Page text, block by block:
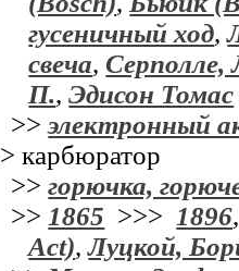
гусеничный ход,
свеча,Серполле,
П.,Эдисон Томас
>>электронный
> карбюратор
>>горючка,
>> 1865 >>> 1896
Act),Луцкой,